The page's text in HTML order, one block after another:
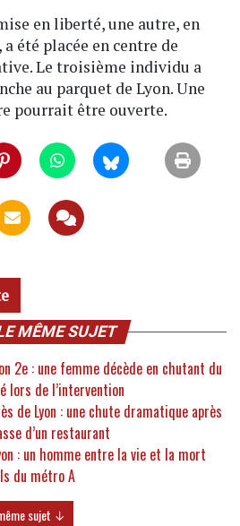
en liberté, une autre, en
été placée en centre de
Le troisième individu a
au parquet de Lyon. Une
pourrait être ouverte.
MÊME SUJET
2e : une femme décède en chutant du
lors de l’intervention
de Lyon : une chute dramatique après
d’un restaurant
: un homme entre la vie et la mort
du métro A
sujet ↓